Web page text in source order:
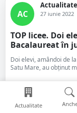
AC
Actualitate
27 iunie 2022
TOP licee. Doi
Bacalaureat în
Doi elevi, amândoi de
Satu Mare, au obținut
Actualitate